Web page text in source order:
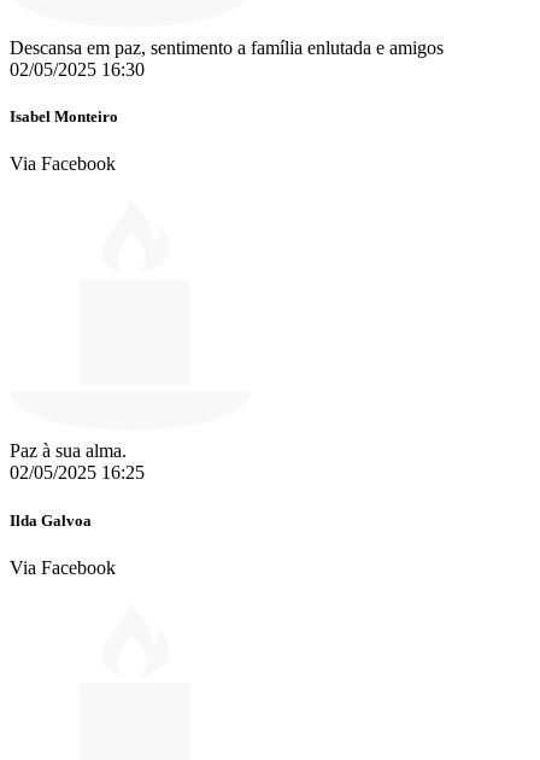
Descansa em paz, sentimento a família enlutada e amigos
02/05/2025 16:30
Isabel Monteiro
Via Facebook
Paz à sua alma.
02/05/2025 16:25
Ilda Galvoa
Via Facebook